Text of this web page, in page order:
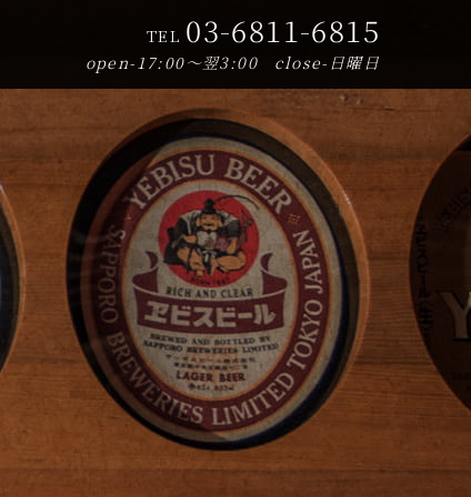
TEL 03-6811-6815
open-17:00～翌3:00 close-日曜日